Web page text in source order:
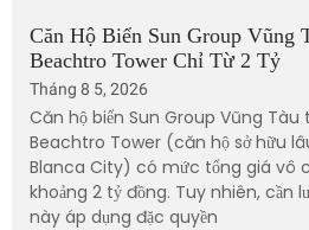
Căn Hộ Biển Sun Group Vũng
Beachtro Tower Chỉ Từ 2 Tỷ
Tháng 8 5, 2026
Căn hộ biển Sun Group Vũng Tàu
Beachtro Tower (căn hộ sở hữu
Blanca City) có mức tổng giá vô
khoảng 2 tỷ đồng. Tuy nhiên, cần
này áp dụng đặc quyền